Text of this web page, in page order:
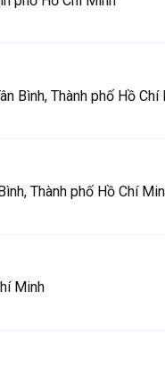
Bình, Thành phố Hồ Chí
Thành phố Hồ Chí
Minh